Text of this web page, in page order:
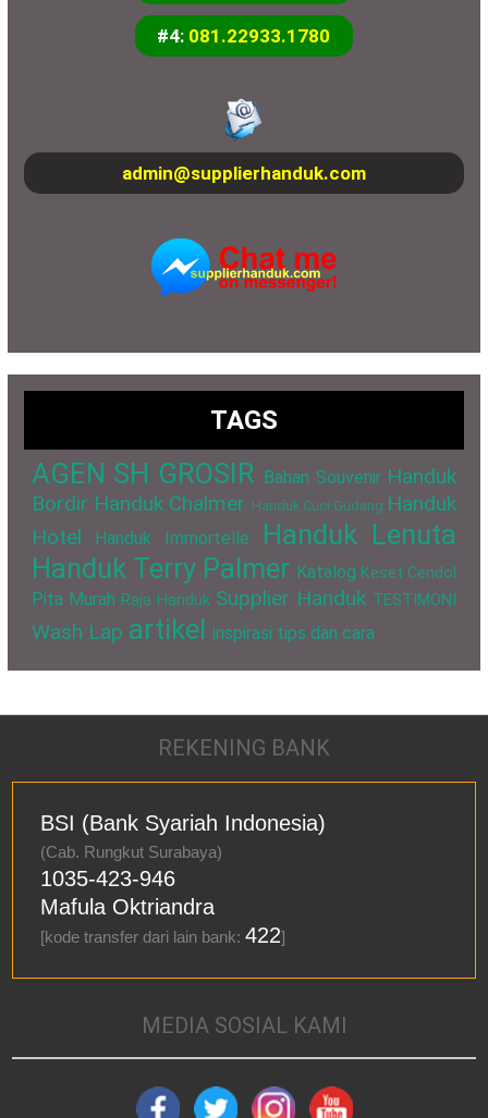
#4: 081.22933.1780
admin@supplierhanduk.com
TAGS
AGEN SH GROSIR Bahan Souvenir Handuk
Bordir Handuk Chalmer Handuk Cuci Gudang Handuk
Hotel
Handuk Immortelle
Handuk Lenuta
Handuk Terry Palmer Katalog Keset Cendol
Pita Murah Raja Handuk Supplier Handuk TESTIMONI
Wash Lap artikel inspirasi tips dan cara
REKENING BANK
BSI (Bank Syariah Indonesia)
(Cab. Rungkut Surabaya)
1035-423-946
Mafula Oktriandra
[kode transfer dari lain bank:422]
MEDIA SOSIAL KAMI